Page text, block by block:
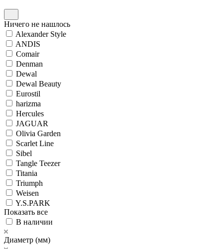
Ничего не нашлось
Alexander Style
ANDIS
Comair
Denman
Dewal
Dewal Beauty
Eurostil
harizma
Hercules
JAGUAR
Olivia Garden
Scarlet Line
Sibel
Tangle Teezer
Titania
Triumph
Weisen
Y.S.PARK
Показать все
В наличии
Диаметр (мм)